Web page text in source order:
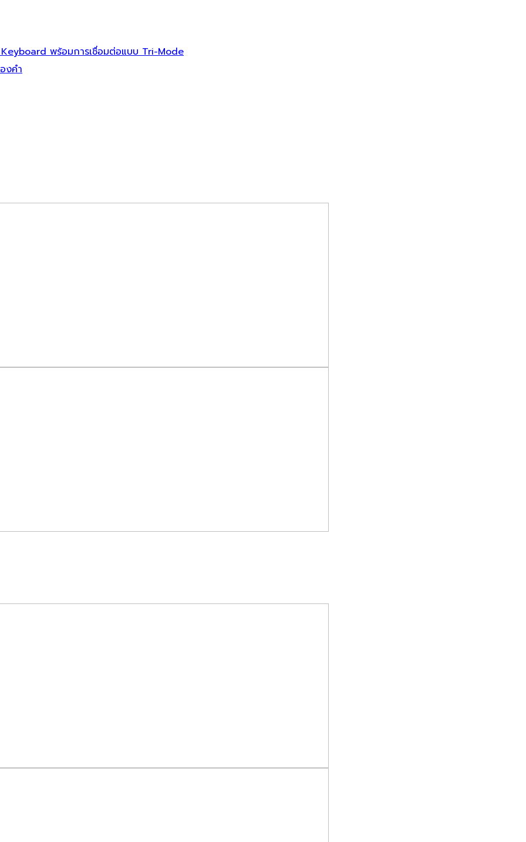
พร้อมการเชื่อมต่อแบบ Tri-Mode
งคำ